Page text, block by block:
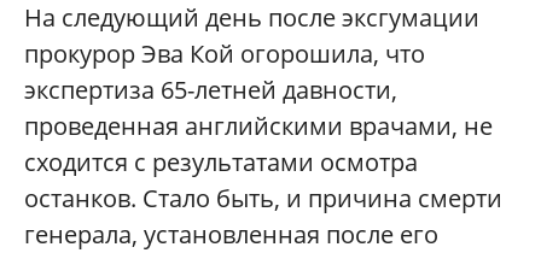
На следующий день после эксгумации
прокурор Эва Кой огорошила, что
экспертиза 65-летней давности,
проведенная английскими врачами, не
сходится с результатами осмотра
останков. Стало быть, и причина смерти
генерала, установленная после его